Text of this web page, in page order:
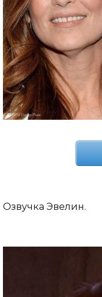
Озвучка Эвелин.